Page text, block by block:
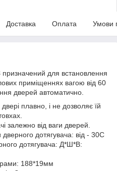
Доставка Оплата Умови
призначений для встановлення
приміщеннях вагою від 60
дверей автоматично.
плавно, і не дозволяє їй
залежно від ваги дверей.
дотягувача: від - 30С
дотягувача: Д*Ш*В:
188*19мм